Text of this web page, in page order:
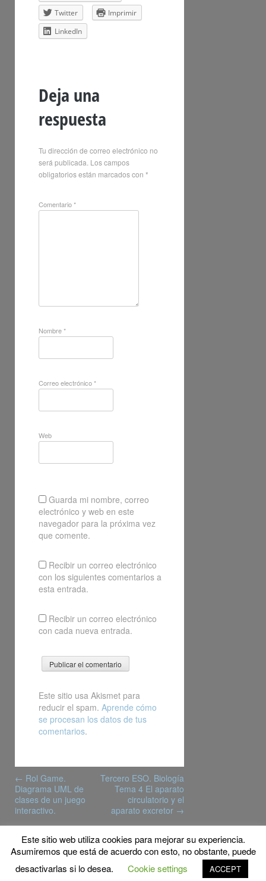
Twitter
Imprimir
LinkedIn
Deja una
respuesta
Tu dirección de correo electrónico no
será publicada. Los campos
obligatorios están marcados con *
Comentario*
Nombre*
Correo electrónico*
Web
Guarda mi nombre, correo
electrónico y web en este
navegador para la próxima vez
que comente.
Recibir un correo electrónico
con los siguientes comentarios a
esta entrada.
Recibir un correo electrónico
con cada nueva entrada.
Este sitio usa Akismet para
reducir el spam. Aprende cómo
se procesan los datos de tus
comentarios.
navigation
← Rol Game.
Diagrama UML de
clases de un juego
interactivo.
Tercero ESO. Biología
Tema 4 El aparato
circulatorio y el
aparato excretor →
© Copyright 2019 MyFPschool
Proudly powered by WordPress
Theme: Gridster by
ThemeFurnace.
Este sitio web utiliza cookies para mejorar su experiencia.
Asumiremos que está de acuerdo con esto, no obstante, puede
desactivarlas si lo desea.
Cookie settings ACCEPT